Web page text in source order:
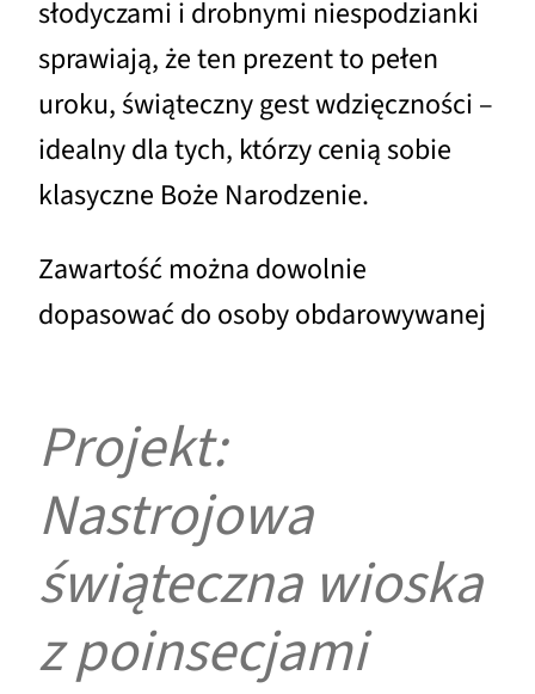
słodyczami i drobnymi niespodzianki
sprawiają, że ten prezent to pełen
uroku, świąteczny gest wdzięczności –
idealny dla tych, którzy cenią sobie
klasyczne Boże Narodzenie.
Zawartość można dowolnie
dopasować do osoby obdarowywanej
Projekt:
Nastrojowa
świąteczna wioska
z poinsecjami